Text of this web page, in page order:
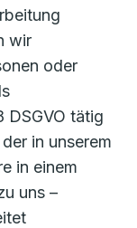
wir
oder
DSGVO tätig
in unserem
in einem
uns –